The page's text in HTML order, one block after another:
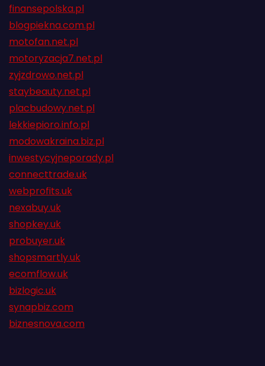
finansepolska.pl
blogpiekna.com.pl
motofan.net.pl
motoryzacja7.net.pl
zyjzdrowo.net.pl
staybeauty.net.pl
placbudowy.net.pl
lekkiepioro.info.pl
modowakraina.biz.pl
inwestycyjneporady.pl
connecttrade.uk
webprofits.uk
nexabuy.uk
shopkey.uk
probuyer.uk
shopsmartly.uk
ecomflow.uk
bizlogic.uk
synapbiz.com
biznesnova.com